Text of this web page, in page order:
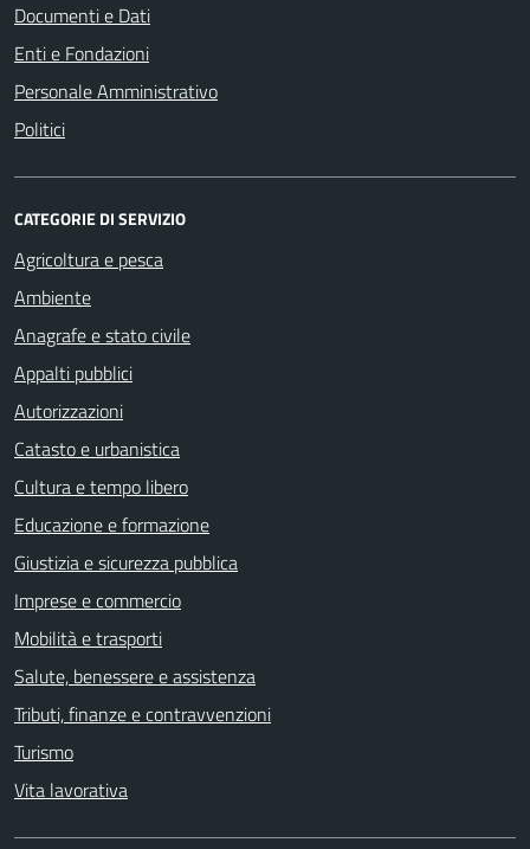
Documenti e Dati
Enti e Fondazioni
Personale Amministrativo
Politici
CATEGORIE DI SERVIZIO
Agricoltura e pesca
Ambiente
Anagrafe e stato civile
Appalti pubblici
Autorizzazioni
Catasto e urbanistica
Cultura e tempo libero
Educazione e formazione
Giustizia e sicurezza pubblica
Imprese e commercio
Mobilità e trasporti
Salute, benessere e assistenza
Tributi, finanze e contravvenzioni
Turismo
Vita lavorativa